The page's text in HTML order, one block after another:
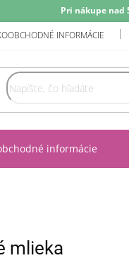
Pri nákupe nad
INFORMÁCIE
informácie
mlieka